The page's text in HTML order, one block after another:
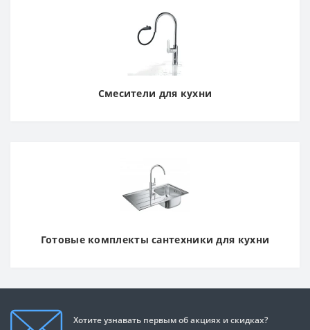
Смесители для кухни
Готовые комплекты сантехники для кухни
Хотите узнавать первым об акциях и скидках?